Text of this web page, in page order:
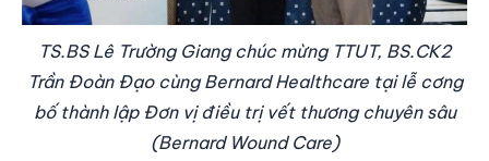
TS.BS Lê Trường Giang chúc mừng TTUT, BS.CK2
Trần Đoàn Đạo cùng Bernard Healthcare tại lễ cơng
bố thành lập Đơn vị điều trị vết thương chuyên sâu
(Bernard Wound Care)